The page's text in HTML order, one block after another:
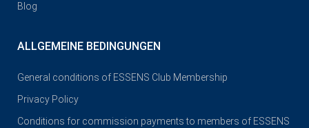
Blog
ALLGEMEINE BEDINGUNGEN
General conditions of ESSENS Club Membership
Privacy Policy
Conditions for commission payments to members of ESSENS